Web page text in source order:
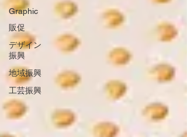
Graphic
販促
デザイン
振興
地域振興
工芸振興